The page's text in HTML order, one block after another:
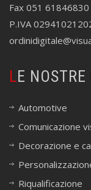
Fax 051 61846830
P.IVA
LE
Automotive
Comunicazione
Decorazione e
Riqualificazione